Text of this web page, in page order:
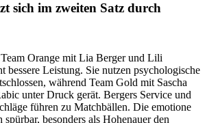
sich im zweiten Satz durch
Orange mit Lia Berger und Lili
bessere Leistung. Sie nutzen psychologische
während Team Gold mit Sascha
unter Druck gerät. Bergers Service und
führen zu Matchbällen. Die emotione
besonders als Hohenauer den